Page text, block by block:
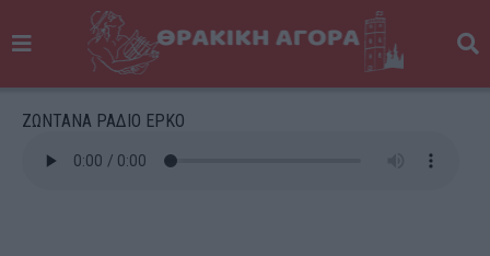
ΖΩΝΤΑΝΑ ΡΑΔΙΟ ΕΡΚΟ